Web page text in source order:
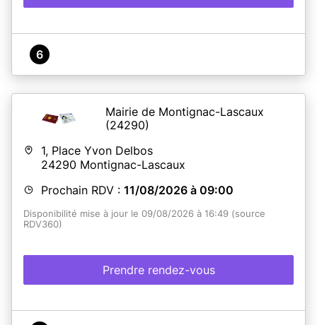
6
Mairie de Montignac-Lascaux
(24290)
1, Place Yvon Delbos
24290 Montignac-Lascaux
Prochain RDV : 11/08/2026 à 09:00
Disponibilité mise à jour le 09/08/2026 à 16:49 (source
RDV360)
Prendre rendez-vous